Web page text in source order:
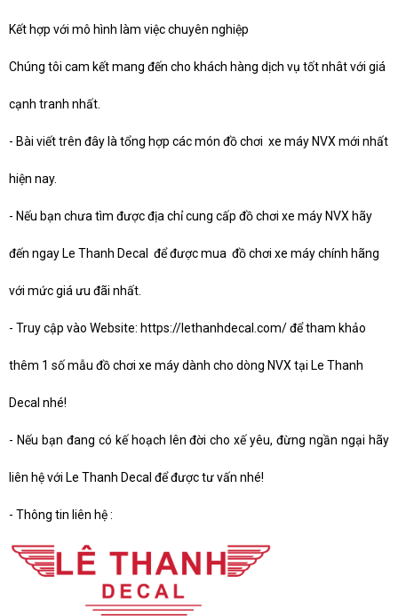
Kết hợp với mô hình làm việc chuyên nghiệp
Chúng tôi cam kết mang đến cho khách hàng dịch vụ tốt nhât với giá
cạnh tranh nhất.
- Bài viết trên đây là tổng hợp các món đồ chơi xe máyNVX mới nhất
hiện nay.
- Nếu bạn chưa tìm được địa chỉ cung cấp đồ chơi xe máyNVX hãy
đến ngay Le Thanh Decal để được mua đồ chơi xe máy chính hãng
với mức giá ưu đãi nhất.
- Truy cập vào Website: https://lethanhdecal.com/để tham khảo
thêm 1 số mẫu đồ chơi xe máy dành cho dòng NVX tại Le Thanh
Decal nhé!
- Nếu bạn đang có kế hoạch lên đời cho xế yêu, đừng ngần ngại hãy
liên hệ với Le Thanh Decal để được tư vấn nhé!
- Thông tin liên hệ :